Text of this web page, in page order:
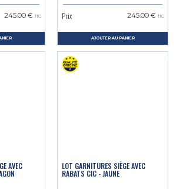
245.00 € TTC Prix 245.00 € TTC
AJOUTER AU PANIER
AVEC LOT GARNITURES SIÈGE AVEC
RABATS CIC - JAUNE